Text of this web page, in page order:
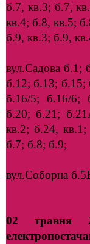
б.7, кв.3; б.7,
кв.4; б.8, кв.5;
б.9, кв.3; б.9,
вул.Садова б.1;
б.12; б.13; б.15;
б.16/5; б.16/6;
б.20; б.21;
кв.2; б.24,
б.7; б.8; б.9;
вул.Соборна
02 травня